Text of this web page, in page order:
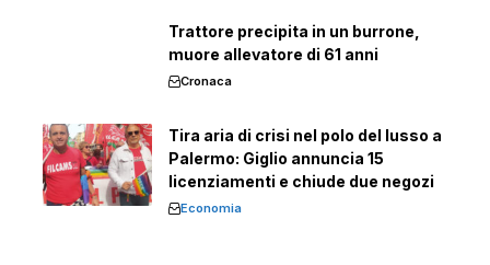
Trattore precipita in un burrone,
muore allevatore di 61 anni
Cronaca
Tira aria di crisi nel polo del lusso a
Palermo: Giglio annuncia 15
licenziamenti e chiude due negozi
Economia